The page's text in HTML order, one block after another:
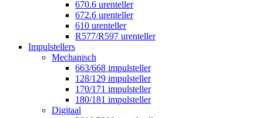
670.6 urenteller
672.6 urenteller
610 urenteller
R577/R597 urenteller
Impulstellers
Mechanisch
663/668 impulsteller
128/129 impulsteller
170/171 impulsteller
180/181 impulsteller
Digitaal